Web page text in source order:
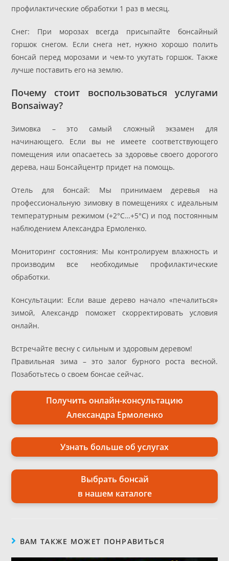
профилактические обработки 1 раз в месяц.
Снег: При морозах всегда присыпайте бонсайный
горшок снегом. Если снега нет, нужно хорошо полить
бонсай перед морозами и чем-то укутать горшок. Также
лучше поставить его на землю.
Почему стоит воспользоваться услугами
Bonsaiway?
Зимовка – это самый сложный экзамен для
начинающего. Если вы не имеете соответствующего
помещения или опасаетесь за здоровье своего дорогого
дерева, наш Бонсайцентр придет на помощь.
Отель для бонсай: Мы принимаем деревья на
профессиональную зимовку в помещениях с идеальным
температурным режимом (+2°C…+5°C) и под постоянным
наблюдением Александра Ермоленко.
Мониторинг состояния: Мы контролируем влажность и
производим все необходимые профилактические
обработки.
Консультации: Если ваше дерево начало «печалиться»
зимой, Александр поможет скорректировать условия
онлайн.
Встречайте весну с сильным и здоровым деревом!
Правильная зима – это залог бурного роста весной.
Позаботьтесь о своем бонсае сейчас.
Получить онлайн-консультацию
Александра Ермоленко
Узнать больше об услугах
Выбрать бонсай
в нашем каталоге
ВАМ ТАКЖЕ МОЖЕТ ПОНРАВИТЬСЯ